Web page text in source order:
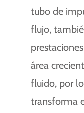
tubo de
flujo,
área
fluido, por
transforma